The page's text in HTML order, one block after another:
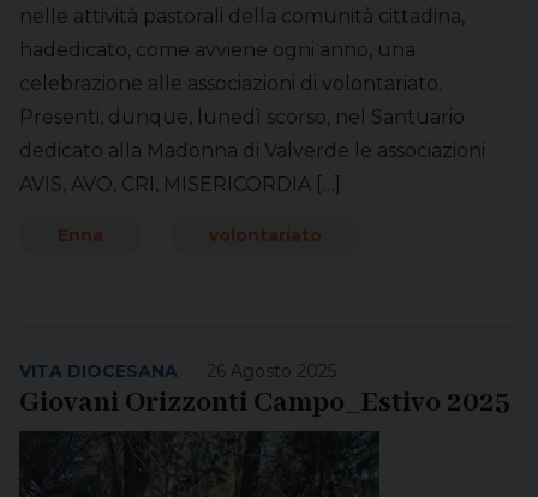
nelle attività pastorali della comunità cittadina,
hadedicato, come avviene ogni anno, una
celebrazione alle associazioni di volontariato.
Presenti, dunque, lunedì scorso, nel Santuario
dedicato alla Madonna di Valverde le associazioni
AVIS, AVO, CRI, MISERICORDIA […]
Enna volontariato
26 Agosto 2025
VITA DIOCESANA
Giovani Orizzonti Campo_Estivo 2025